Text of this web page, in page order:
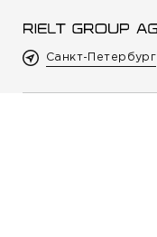
Санкт-Петербург